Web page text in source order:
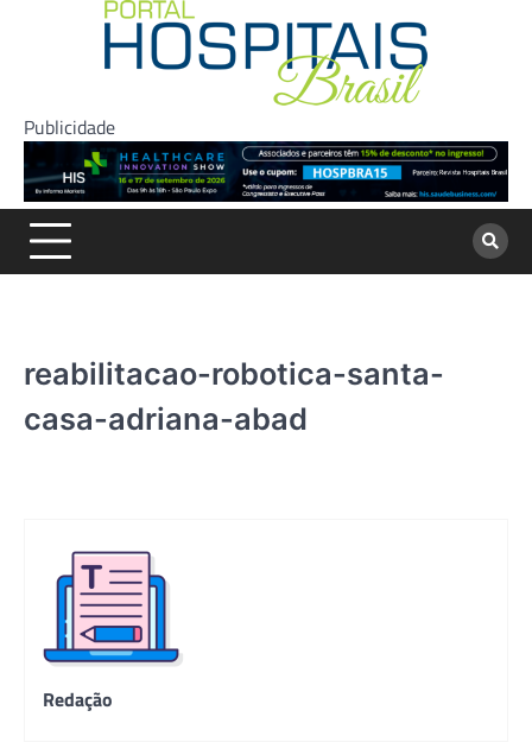
Publicidade
reabilitacao-robotica-santa-
casa-adriana-abad
Redação